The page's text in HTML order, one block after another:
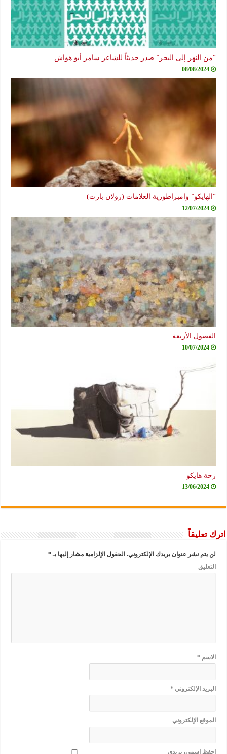
“من النهر إلى البحر” صدر حديثاً للشاعر سامر أبو هواش
08/08/2024
“الهايكو” وامبراطورية العلامات (رولان بارت)
12/07/2024
الفصول الأربعة
10/07/2024
زخة هايكو
13/06/2024
اترك تعليقاً
لن يتم نشر عنوان بريدك الإلكتروني. الحقول الإلزامية مشار إليها بـ*
التعليق
الاسم*
البريد الإلكتروني*
الموقع الإلكتروني
احفظ اسمي، بريدي